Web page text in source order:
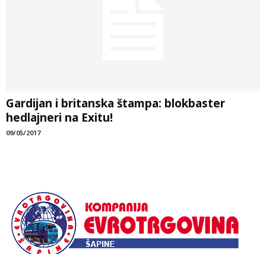
Gardijan i britanska štampa: blokbaster
hedlajneri na Exitu!
09/05/2017